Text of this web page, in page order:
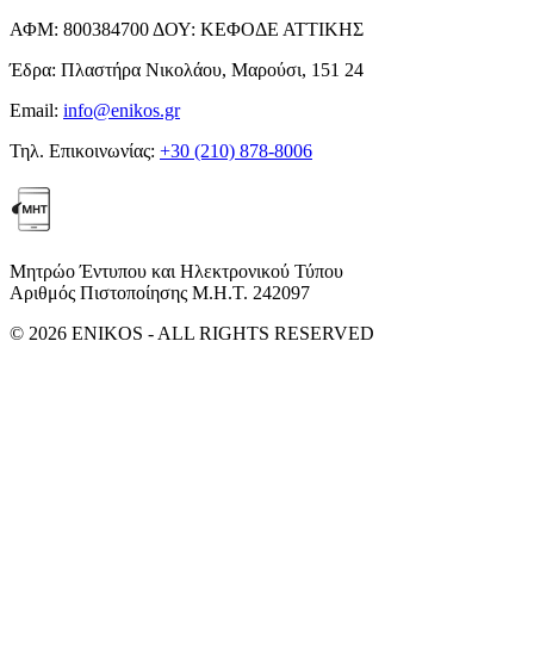
ΑΦΜ: 800384700 ΔΟΥ: ΚΕΦΟΔΕ ΑΤΤΙΚΗΣ
Έδρα: Πλαστήρα Νικολάου, Μαρούσι, 151 24
Email: info@enikos.gr
Τηλ. Επικοινωνίας: +30 (210) 878-8006
Μητρώο Έντυπου και Ηλεκτρονικού Τύπου
Αριθμός Πιστοποίησης Μ.Η.Τ. 242097
© 2026 ENIKOS - ALL RIGHTS RESERVED